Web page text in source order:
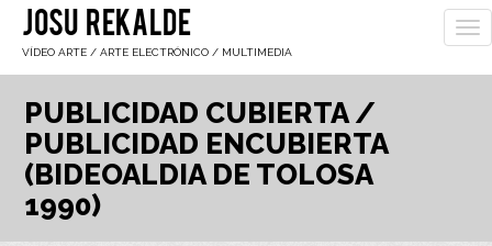
JOSU REKALDE
VÍDEO ARTE / ARTE ELECTRÓNICO / MULTIMEDIA
PUBLICIDAD CUBIERTA /
PUBLICIDAD ENCUBIERTA
(BIDEOALDIA DE TOLOSA
1990)